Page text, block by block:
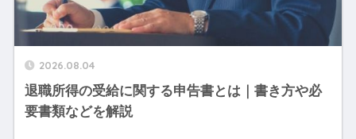
2026.08.04
退職所得の受給に関する申告書とは｜書き方や必
要書類などを解説